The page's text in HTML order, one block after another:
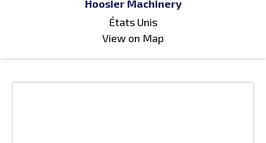
Hoosier Machinery
États Unis
View on Map